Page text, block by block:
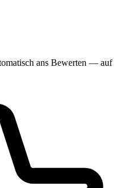
ans Bewerten — auf